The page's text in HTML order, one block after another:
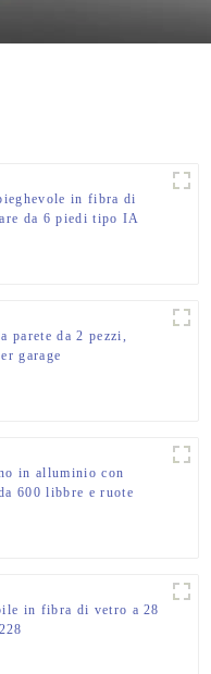
in fibra di
da 6 piedi tipo IA
parete da 2 pezzi,
garage
in alluminio con
600 libbre e ruote
in fibra di vetro a 28